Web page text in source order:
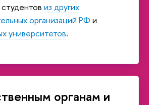
из других
организаций РФ и
университетов.
органам и